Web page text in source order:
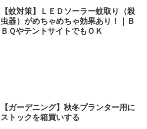
【蚊対策】ＬＥＤソーラー蚊取り（殺
虫器）がめちゃめちゃ効果あり！｜Ｂ
ＢＱやテントサイトでもＯＫ
【ガーデニング】秋冬プランター用に
ストックを箱買いする